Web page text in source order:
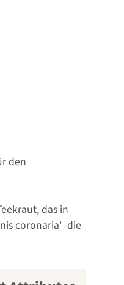
den
das in
coronaria' -die